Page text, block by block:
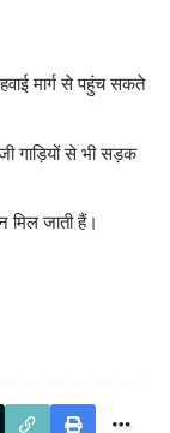
मार्ग से पहुंच सकते
गाड़ियों से भी सड़क
जाती हैं।